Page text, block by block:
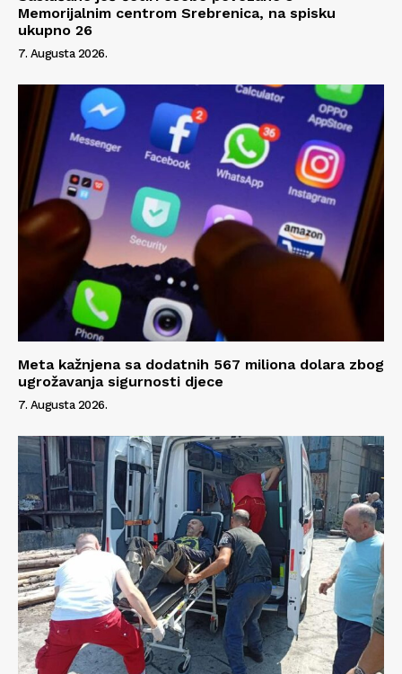
Memorijalnim centrom Srebrenica, na spisku
ukupno 26
7. Augusta 2026.
Meta kažnjena sa dodatnih 567 miliona dolara zbog
ugrožavanja sigurnosti djece
7. Augusta 2026.